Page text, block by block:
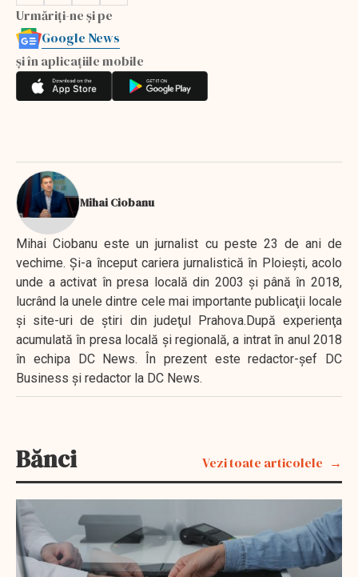
Urmăriți-ne și pe
Google News
și în aplicațiile mobile
Mihai Ciobanu
Mihai Ciobanu este un jurnalist cu peste 23 de ani de
vechime. Şi-a început cariera jurnalistică în Ploieşti, acolo
unde a activat în presa locală din 2003 şi până în 2018,
lucrând la unele dintre cele mai importante publicaţii locale
şi site-uri de ştiri din judeţul Prahova.După experienţa
acumulată în presa locală şi regională, a intrat în anul 2018
în echipa DC News. În prezent este redactor-şef DC
Business şi redactor la DC News.
Bănci Vezi toate articolele